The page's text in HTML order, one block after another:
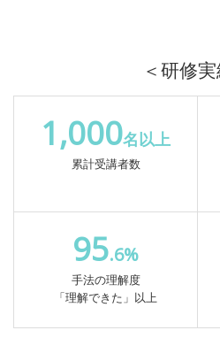
＜研修実
1,000名以上
累計受講者数
95.6%
手法の理解度
「理解できた」以上